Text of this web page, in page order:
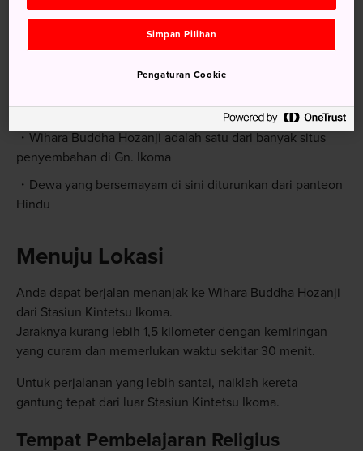
menggosokkan dompet mereka untuk
mendapatkan keberuntungan finansial
Sekilas Fakta
Wihara Buddha Hozanji adalah satu dari banyak situs
penyembahan di Gn. Ikoma
Dewa yang bersemayam di sini diturunkan dari panteon
Hindu
Menuju Lokasi
Anda dapat berjalan menanjak ke Wihara Buddha Hozanji
dari Stasiun Kintetsu Ikoma.
Jaraknya kurang lebih 1,5 kilometer dengan kemiringan
yang curam dan memerlukan waktu sekitar 30 menit.
Untuk perjalanan yang lebih santai, naiklah kereta
gantung tepat dari luar Stasiun Kintetsu Ikoma.
Tempat Pembelajaran Religius
Simpan Pilihan
Pengaturan Cookie